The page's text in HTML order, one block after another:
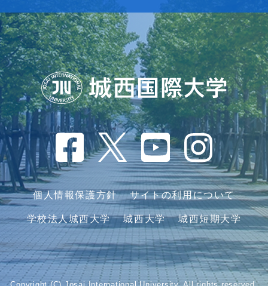
個人情報保護方針 サイトの利用について
学校法人城西大学 城西大学 城西短期大学